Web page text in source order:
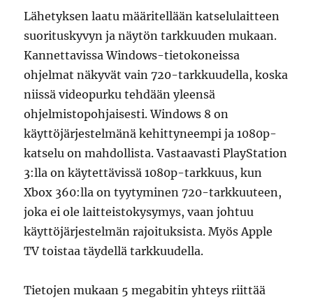
Lähetyksen laatu määritellään katselulaitteen
suorituskyvyn ja näytön tarkkuuden mukaan.
Kannettavissa Windows-tietokoneissa
ohjelmat näkyvät vain 720-tarkkuudella, koska
niissä videopurku tehdään yleensä
ohjelmistopohjaisesti. Windows 8 on
käyttöjärjestelmänä kehittyneempi ja 1080p-
katselu on mahdollista. Vastaavasti PlayStation
3:lla on käytettävissä 1080p-tarkkuus, kun
Xbox 360:lla on tyytyminen 720-tarkkuuteen,
joka ei ole laitteistokysymys, vaan johtuu
käyttöjärjestelmän rajoituksista. Myös Apple
TV toistaa täydellä tarkkuudella.
Tietojen mukaan 5 megabitin yhteys riittää